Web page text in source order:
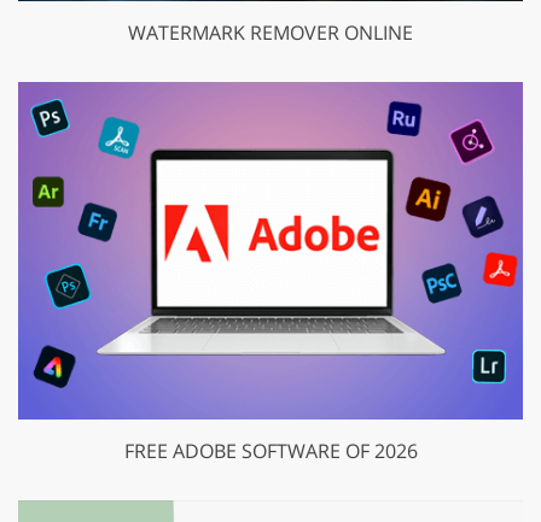
WATERMARK REMOVER ONLINE
FREE ADOBE SOFTWARE OF 2026